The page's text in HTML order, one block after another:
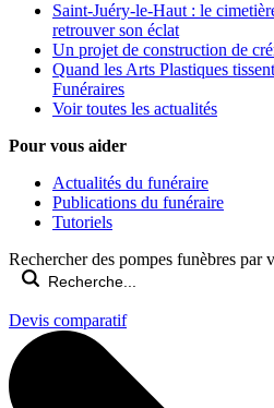
Saint-Juéry-le-Haut : le
retrouver son éclat
Un projet de construction de
Quand les Arts Plastiques
Funéraires
Voir toutes les actualités
Pour vous aider
Actualités du funéraire
Publications du funéraire
Tutoriels
Rechercher des pompes funèbres par
Devis comparatif